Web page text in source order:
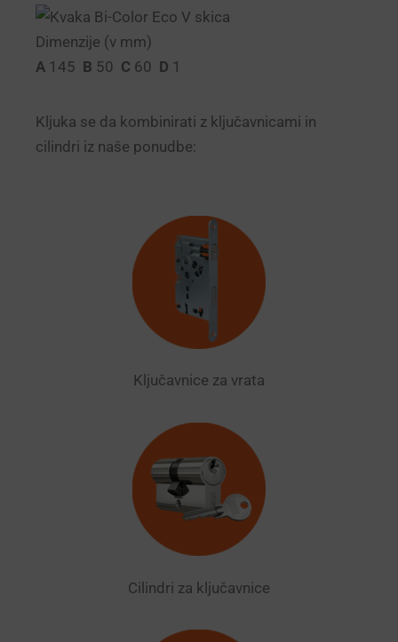
Dimenzije (v mm)
A 145 B 50 C 60 D 1
Kljuka se da kombinirati z ključavnicami in
cilindri iz naše ponudbe:
Ključavnice za vrata
Cilindri za ključavnice